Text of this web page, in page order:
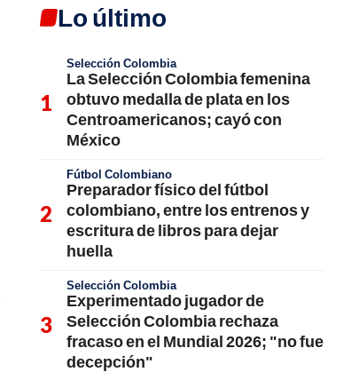
Lo último
Selección Colombia
La Selección Colombia femenina
obtuvo medalla de plata en los
Centroamericanos; cayó con
México
Fútbol Colombiano
Preparador físico del fútbol
colombiano, entre los entrenos y
escritura de libros para dejar
huella
Selección Colombia
Experimentado jugador de
Selección Colombia rechaza
fracaso en el Mundial 2026; "no fue
decepción"